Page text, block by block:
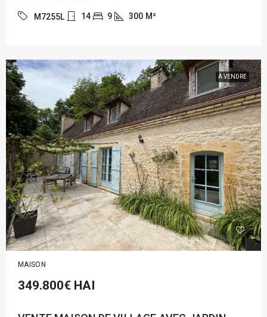
M7255L 14 9 300 M²
À VENDRE
MAISON
349.800€ HAI